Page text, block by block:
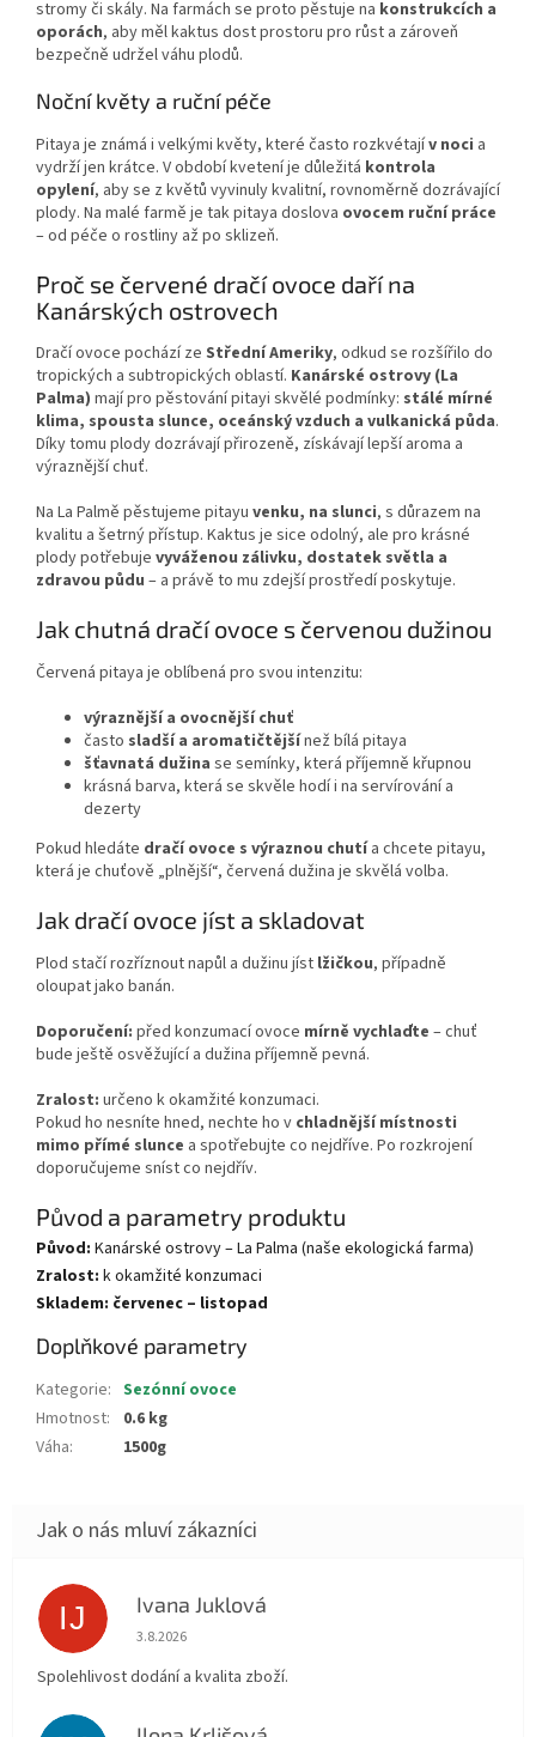
stromy či skály. Na farmách se proto pěstuje na konstrukcích a
oporách, aby měl kaktus dost prostoru pro růst a zároveň
bezpečně udržel váhu plodů.
Noční květy a ruční péče
Pitaya je známá i velkými květy, které často rozkvétajív noci a
vydrží jen krátce. V období kvetení je důležitá kontrola
opylení, aby se z květů vyvinuly kvalitní, rovnoměrně dozrávající
plody. Na malé farmě je tak pitaya doslova ovocem ruční práce
– od péče o rostliny až po sklizeň.
Proč se červené dračí ovoce daří na
Kanárských ostrovech
Dračí ovoce pochází ze Střední Ameriky, odkud se rozšířilo do
tropických a subtropických oblastí. Kanárské ostrovy (La
Palma) mají pro pěstování pitayi skvělé podmínky: stálé mírné
klima, spousta slunce, oceánský vzduch a vulkanická půda.
Díky tomu plody dozrávají přirozeně, získávají lepší aroma a
výraznější chuť.
Na La Palmě pěstujeme pitayu venku, na slunci, s důrazem na
kvalitu a šetrný přístup. Kaktus je sice odolný, ale pro krásné
plody potřebuje vyváženou zálivku, dostatek světla a
zdravou půdu – a právě to mu zdejší prostředí poskytuje.
Jak chutná dračí ovoce s červenou dužinou
Červená pitaya je oblíbená pro svou intenzitu:
výraznější a ovocnější chuť
často sladší a aromatičtějšínež bílá pitaya
šťavnatá dužina se semínky, která příjemně křupnou
krásná barva, která se skvěle hodí i na servírování a
dezerty
Pokud hledáte dračí ovoce s výraznou chutía chcete pitayu,
která je chuťově „plnější“, červená dužina je skvělá volba.
Jak dračí ovoce jíst a skladovat
Plod stačí rozříznout napůl a dužinu jíst lžičkou, případně
oloupat jako banán.
Doporučení: před konzumací ovoce mírně vychlaďte – chuť
bude ještě osvěžující a dužina příjemně pevná.
Zralost: určeno k okamžité konzumaci.
Pokud ho nesníte hned, nechte ho v chladnější místnosti
mimo přímé slunce a spotřebujte co nejdříve. Po rozkrojení
doporučujeme sníst co nejdřív.
Původ a parametry produktu
Původ: Kanárské ostrovy – La Palma (naše ekologická farma)
Zralost: k okamžité konzumaci
Skladem: červenec – listopad
Doplňkové parametry
Kategorie: Sezónní ovoce
Hmotnost:
0.6 kg
Váha: 1500g
IJ Ivana Juklová
Hodnocení obchodu je 5 z 5 hvězdiček.
3.8.2026
Spolehlivost dodání a kvalita zboží.